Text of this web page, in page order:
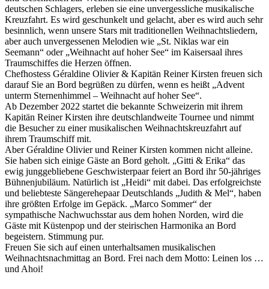
deutschen Schlagers, erleben sie eine unvergessliche musikalische
Kreuzfahrt. Es wird geschunkelt und gelacht, aber es wird auch sehr
besinnlich, wenn unsere Stars mit traditionellen Weihnachtsliedern,
aber auch unvergessenen Melodien wie „St. Niklas war ein
Seemann“ oder „Weihnacht auf hoher See“ im Kaisersaal ihres
Traumschiffes die Herzen öffnen.
Chefhostess Géraldine Olivier & Kapitän Reiner Kirsten freuen sich
darauf Sie an Bord begrüßen zu dürfen, wenn es heißt „Advent
unterm Sternenhimmel – Weihnacht auf hoher See“.
Ab Dezember 2022 startet die bekannte Schweizerin mit ihrem
Kapitän Reiner Kirsten ihre deutschlandweite Tournee und nimmt
die Besucher zu einer musikalischen Weihnachtskreuzfahrt auf
ihrem Traumschiff mit.
Aber Géraldine Olivier und Reiner Kirsten kommen nicht alleine.
Sie haben sich einige Gäste an Bord geholt. „Gitti & Erika“ das
ewig junggebliebene Geschwisterpaar feiert an Bord ihr 50-jähriges
Bühnenjubiläum. Natürlich ist „Heidi“ mit dabei. Das erfolgreichste
und beliebteste Sängerehepaar Deutschlands „Judith & Mel“, haben
ihre größten Erfolge im Gepäck. „Marco Sommer“ der
sympathische Nachwuchsstar aus dem hohen Norden, wird die
Gäste mit Küstenpop und der steirischen Harmonika an Bord
begeistern. Stimmung pur.
Freuen Sie sich auf einen unterhaltsamen musikalischen
Weihnachtsnachmittag an Bord. Frei nach dem Motto: Leinen los …
und Ahoi!